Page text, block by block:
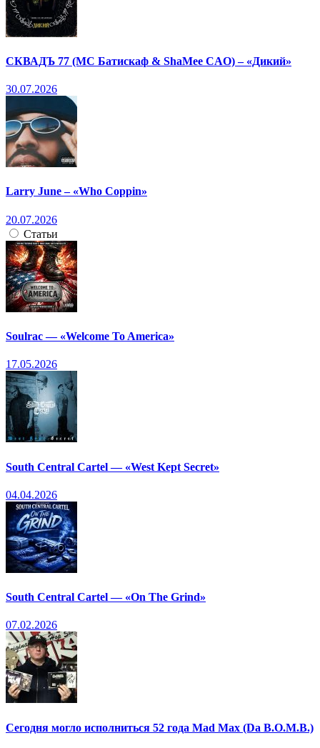
СКВАДЪ 77 (МС Батискаф & ShaMee CAO) – «Дикий»
30.07.2026
Larry June – «Who Coppin»
20.07.2026
Статьи
Soulrac — «Welcome To America»
17.05.2026
South Central Cartel — «West Kept Secret»
04.04.2026
South Central Cartel — «On The Grind»
07.02.2026
Сегодня могло исполниться 52 года Mad Max (Da B.O.M.B.)